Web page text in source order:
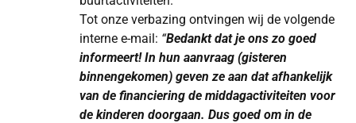
Tot onze verbazing ontvingen wij de volgende
interne e-mail: “Bedankt dat je ons zo goed
informeert! In hun aanvraag (gisteren
binnengekomen) geven ze aan dat afhankelijk
van de financiering de middagactiviteiten voor
de kinderen doorgaan. Dus goed om in de